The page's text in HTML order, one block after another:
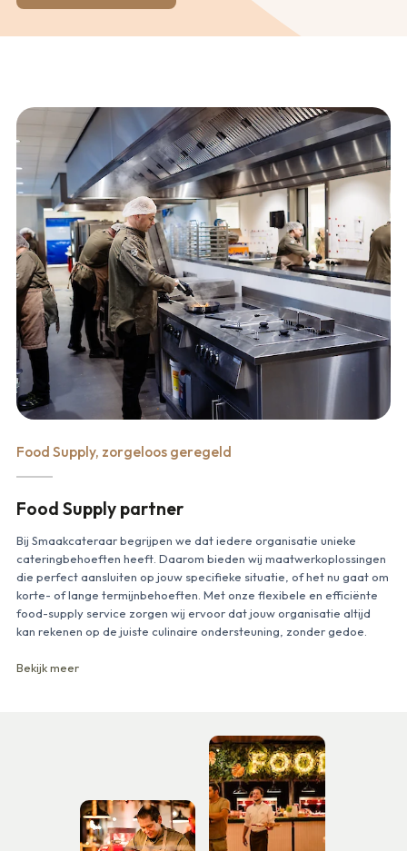
Food Supply, zorgeloos geregeld
Food Supply partner
Bij Smaakcateraar begrijpen we dat iedere organisatie unieke
cateringbehoeften heeft. Daarom bieden wij maatwerkoplossingen
die perfect aansluiten op jouw specifieke situatie, of het nu gaat om
korte- of lange termijnbehoeften. Met onze flexibele en efficiënte
food-supply service zorgen wij ervoor dat jouw organisatie altijd
kan rekenen op de juiste culinaire ondersteuning, zonder gedoe.
Bekijk meer